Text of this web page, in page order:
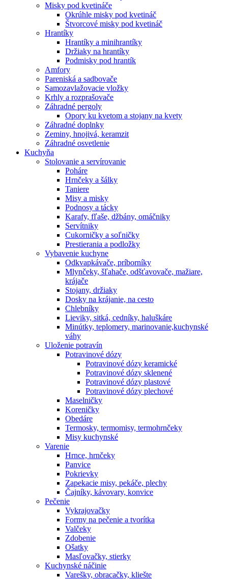
Misky pod kvetináče
Okrúhle misky pod kvetináč
Štvorcové misky pod kvetináč
Hrantíky
Hrantíky a minihrantíky
Držiaky na hrantíky
Podmisky pod hrantík
Amfory
Pareniská a sadbovače
Samozavlažovacie vložky
Krhly a rozprašovače
Záhradné pergoly
Opory ku kvetom a stojany na kvety
Záhradné doplnky
Zeminy, hnojivá, keramzit
Záhradné osvetlenie
Kuchyňa
Stolovanie a servírovanie
Poháre
Hrnčeky a šálky
Taniere
Misy a misky
Podnosy a tácky
Karafy, fľaše, džbány, omáčniky
Servítniky
Cukorničky a soľničky
Prestierania a podložky
Vybavenie kuchyne
Odkvapkávače, príborníky
Mlynčeky, šľahače, odšťavovače, mažiare,
krájače
Stojany, držiaky
Dosky na krájanie, na cesto
Chlebníky
Lieviky, sitká, cedníky, haluškáre
Minútky, teplomery, marinovanie,kuchynské
váhy
Uloženie potravín
Potravinové dózy
Potravinové dózy keramické
Potravinové dózy sklenené
Potravinové dózy plastové
Potravinové dózy plechové
Maselničky
Koreničky
Obedáre
Termosky, termomisy, termohrnčeky
Misy kuchynské
Varenie
Hrnce, hrnčeky
Panvice
Pokrievky
Zapekacie misy, pekáče, plechy
Čajníky, kávovary, konvice
Pečenie
Vykrajovačky
Formy na pečenie a tvorítka
Valčeky
Zdobenie
Ošatky
Masľovačky, stierky
Kuchynské náčinie
Varešky, obracačky, kliešte